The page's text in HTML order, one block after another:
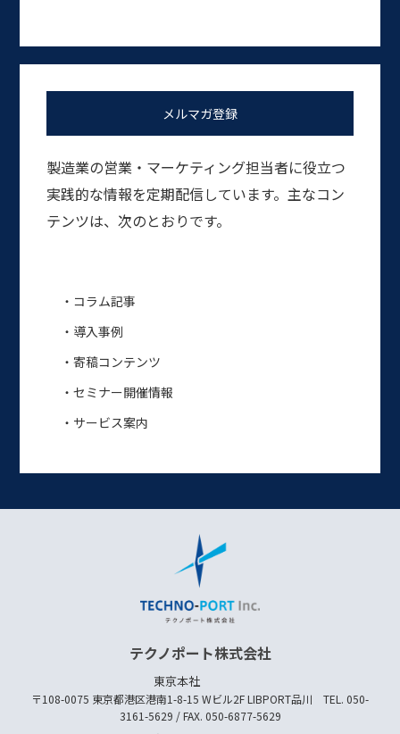
メルマガ登録
製造業の営業・マーケティング担当者に役立つ
実践的な情報を定期配信しています。主なコン
テンツは、次のとおりです。
・コラム記事
・導入事例
・寄稿コンテンツ
・セミナー開催情報
・サービス案内
テクノポート株式会社
東京本社
〒108-0075 東京都港区港南1-8-15 Wビル2F LIBPORT品川 TEL. 050-
3161-5629 / FAX. 050-6877-5629